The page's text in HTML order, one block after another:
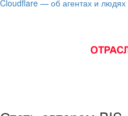
Cloudflare — об агентах и людях